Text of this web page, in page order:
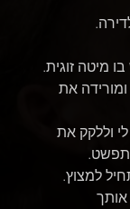
מיטה זוגית.
את
וללקק את
למצוץ.